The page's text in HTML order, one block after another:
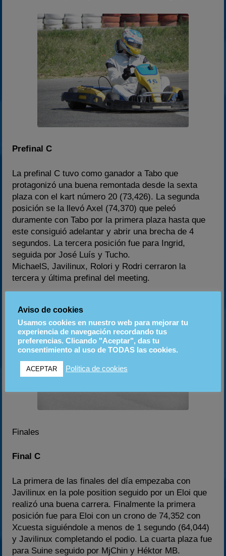
Prefinal C
La prefinal C tuvo como ganador a Tabo que
protagonizó una buena remontada desde la sexta
plaza con el kart número 20 (73,426). La segunda
posición se la llevó Axel (74,370) que peleó
duramente con Tabo por la primera plaza hasta que
este consiguió adelantar y abrir una brecha de 4
segundos. La tercera posición fue para Ingrid,
seguida por José Luís y Tucho.
MichaelS, Javilinux, Rolori y Rodri cerraron la
tercera y última prefinal del meeting.
Finales
Final C
La primera de las finales del día empezaba con
Javilinux en la pole position seguido por un Eloi que
realizó una buena carrera. Finalmente la primera
posición fue para Eloi con un crono de 74,352 con
Xcuesta siguiéndole a menos de 1 segundo (64,044)
y Javilinux completando el podio. La cuarta plaza fue
para Suine seguido por MjChin y Héktor MB.
Aviso de cookies
Usamos cookies en nuestro web para mejorar tu
experiencia de navegación recordando tus
preferencias. Clicando "Aceptar", das tu
consentimiento al uso de TODAS las cookies.
ACEPTAR Política de cookies